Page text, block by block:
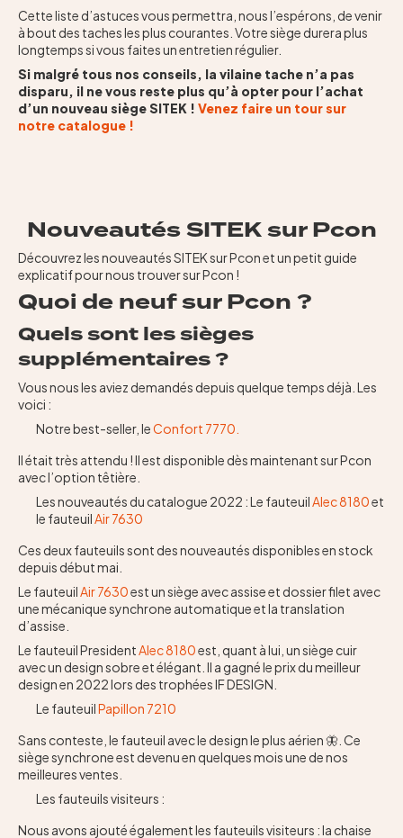
Cette liste d’astuces vous permettra, nous l’espérons, de venir
à bout des taches les plus courantes. Votre siège durera plus
longtemps si vous faites un entretien régulier.
Si malgré tous nos conseils, la vilaine tache n’a pas
disparu, il ne vous reste plus qu’à opter pour l’achat
d’un nouveau siège SITEK ! Venez faire un tour sur
notre catalogue !
Nouveautés SITEK sur Pcon
Découvrez les nouveautés SITEK sur Pcon et un petit guide
explicatif pour nous trouver sur Pcon !
Quoi de neuf sur Pcon ?
Quels sont les sièges
supplémentaires ?
Vous nous les aviez demandés depuis quelque temps déjà. Les
voici :
Notre best-seller, leConfort 7770.
Il était très attendu ! Il est disponible dès maintenant sur Pcon
avec l’option têtière.
Les nouveautés du catalogue 2022 : Le fauteuilAlec 8180et
le fauteuilAir 7630
Ces deux fauteuils sont des nouveautés disponibles en stock
depuis début mai.
Le fauteuilAir 7630est un siège avec assise et dossier filet avec
une mécanique synchrone automatique et la translation
d’assise.
Le fauteuil PresidentAlec 8180est, quant à lui, un siège cuir
avec un design sobre et élégant. Il a gagné le prix du meilleur
design en 2022 lors des trophées IF DESIGN.
Le fauteuilPapillon 7210
Sans conteste, le fauteuil avec le design le plus aérien 🦋. Ce
siège synchrone est devenu en quelques mois une de nos
meilleures ventes.
Les fauteuils visiteurs :
Nous avons ajouté également les fauteuils visiteurs : la chaise